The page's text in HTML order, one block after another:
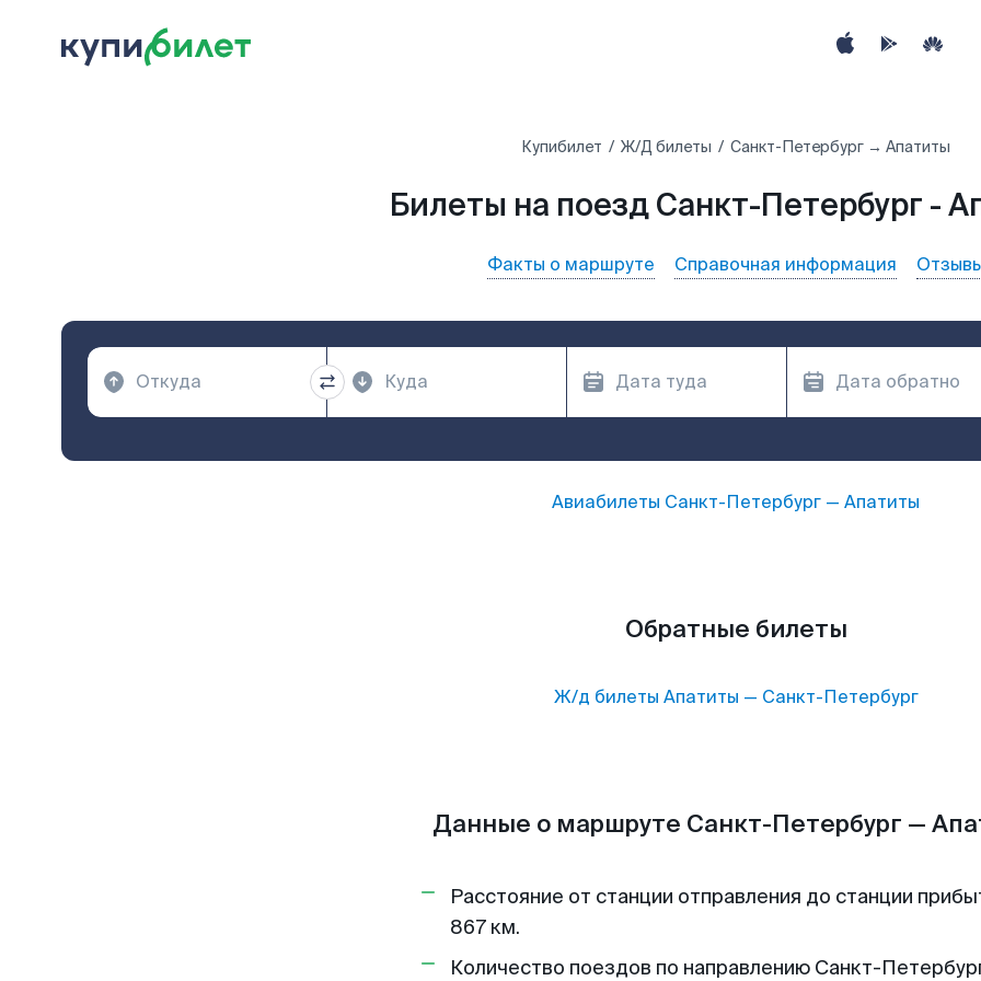
Купибилет Ж/Д билеты Санкт-Петербург → Апатиты
Билеты на поезд Санкт-Петербург -
Факты о маршруте Справочная информация
Авиабилеты Санкт-Петербург — Апатиты
Обратные билеты
Ж/д билеты Апатиты — Санкт-Петербург
Данные о маршруте Санкт-Петербург —
Расстояние от станции отправления до станции
867 км.
Количество поездов по направлению Санкт-